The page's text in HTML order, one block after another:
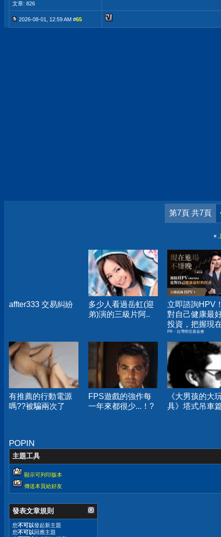
文章: 826
2026-08-01, 12:59 AM #65
第7頁 共7頁
«
affter333 交易糾紛
多少人看過岳虹(迎
弟)演的三級片阿..
立即諮詢HPV
對自己健康最
投資，把握現
嫌晚！
PR・台灣癌症基金會
有推薦的行動電源
嗎??被騙兩次了
FPS遊戲的強作每
一年來都很少...！?
《大男孩的大
具》塔式吊車
POPIN
主題工具
顯示可列印版本
傳送本頁給好友
發表文章規則
您不可以發起新主題
您不可以 回應主題